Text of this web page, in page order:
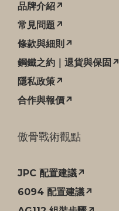
品牌介紹↗
常見問題↗
條款與細則↗
鋼鐵之約｜退貨與保固↗
隱私政策↗
合作與報價↗
傲骨戰術觀點
JPC 配置建議↗
6094 配置建議↗